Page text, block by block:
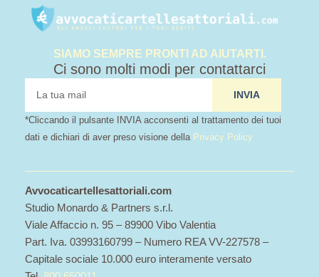
SIAMO SEMPRE PRONTI AD AIUTARTI.
Ci sono molti modi per contattarci
INVIA
*Cliccando il pulsante INVIA acconsenti al trattamento dei tuoi
dati e dichiari di aver preso visione della Privacy Policy
Avvocaticartellesattoriali.com
Studio Monardo & Partners s.r.l.
Viale Affaccio n. 95 – 89900 Vibo Valentia
Part. Iva. 03993160799 – Numero REA VV-227578 –
Capitale sociale 10.000 euro interamente versato